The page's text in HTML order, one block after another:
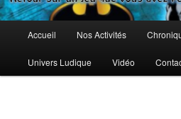
principal
Accueil Nos Activités
Univers Ludique Vidéo